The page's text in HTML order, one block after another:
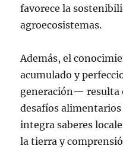
favorece la
agroecosistemas.
Además, el
acumulado y
generación— resulta
desafíos
integra saberes
la tierra y